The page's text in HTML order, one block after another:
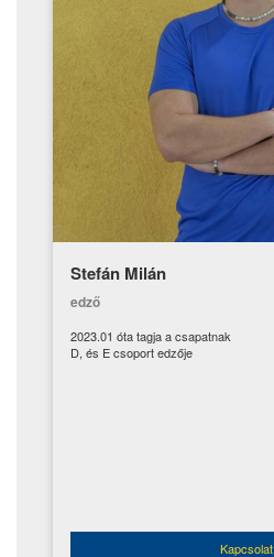
Stefán Milán
edző
2023.01 óta tagja a csapatnak
D, és E csoport edzője
Kapcsolat